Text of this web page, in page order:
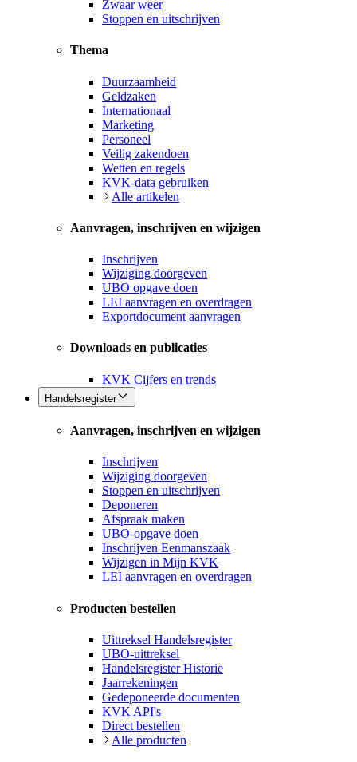
Zwaar weer
Stoppen en uitschrijven
Thema
Duurzaamheid
Geldzaken
Internationaal
Marketing
Personeel
Veilig zakendoen
Wetten en regels
KVK-data gebruiken
Alle artikelen
Aanvragen, inschrijven en wijzigen
Inschrijven
Wijziging doorgeven
UBO opgave doen
LEI aanvragen en overdragen
Exportdocument aanvragen
Downloads en publicaties
KVK Cijfers en trends
Handelsregister
Aanvragen, inschrijven en wijzigen
Inschrijven
Wijziging doorgeven
Stoppen en uitschrijven
Deponeren
Afspraak maken
UBO-opgave doen
Inschrijven Eenmanszaak
Wijzigen in Mijn KVK
LEI aanvragen en overdragen
Producten bestellen
Uittreksel Handelsregister
UBO-uittreksel
Handelsregister Historie
Jaarrekeningen
Gedeponeerde documenten
KVK API's
Direct bestellen
Alle producten